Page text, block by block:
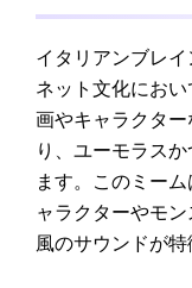
イタリアンブレ
ネット文化にお
画やキャラクタ
り、ユーモラス
ます。このミー
ャラクターやモ
風のサウンドが特